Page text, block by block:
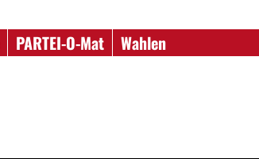
PARTEI-O-Mat
Wahlen